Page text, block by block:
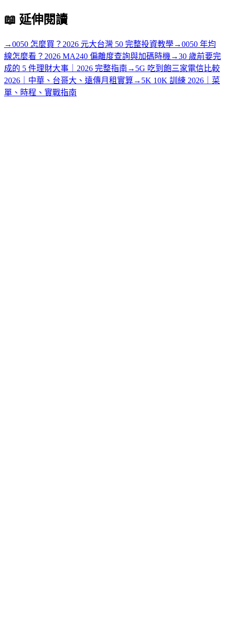
📖 延伸閱讀
→0050 怎麼買？2026 元大台灣 50 完整投資教學→0050 年均
線怎麼看？2026 MA240 偏離度查詢與加碼時機 →30 歲前要完
成的 5 件理財大事｜2026 完整指南 → 5G 吃到飽三家電信比較
2026｜中華、台哥大、遠傳月租實算→ 5K 10K 訓練 2026｜菜
單、時程、實戰指南